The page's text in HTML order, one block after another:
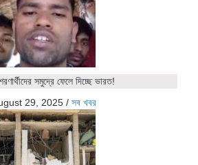
সমুদ্রে ফেলে দিচ্ছে ভারত!
29, 2025 / সব খবর